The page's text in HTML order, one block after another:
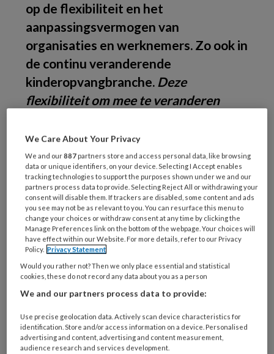
op de flexibiliteit en het
aanpassingsvermogen van
organisaties en werknemers. Zo ook in
de continu veranderende
kinderopvangbranche. Deze
flexibiliteit om mee te veranderen
genoemd. Organisaties die dit kunnen,
zijn aantoonbaar succesvoller dan
degenen die niet wendbaar zijn. Jan
Tjerk Boonstra van de Human Capital
Group nam in een webinarreeks de
leden van de bdKO mee in de
realisatie hiervan.
Jan
REGISTREREN
We Care About Your Privacy
We and our887 partners store and access personal data, like browsing
data or unique identifiers, on your device. Selecting I Accept enables
tracking technologies to support the purposes shown under we and our
partners process data to provide. Selecting Reject All or withdrawing your
consent will disable them. If trackers are disabled, some content and ads
you see may not be as relevant to you. You can resurface this menu to
change your choices or withdraw consent at any time by clicking the
Manage Preferences link on the bottom of the webpage. Your choices will
have effect within our Website. For more details, refer to our Privacy
Policy. Privacy Statement
Would you rather not? Then we only place essential and statistical
cookies, these do not record any data about you as a person
We and our partners process data to provide:
Use precise geolocation data. Actively scan device characteristics for
identification. Store and/or access information on a device. Personalised
advertising and content, advertising and content measurement,
audience research and services development.